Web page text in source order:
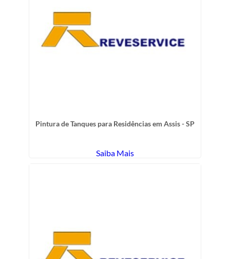
Pintura de Tanques para Residências em Assis - SP
Saiba Mais